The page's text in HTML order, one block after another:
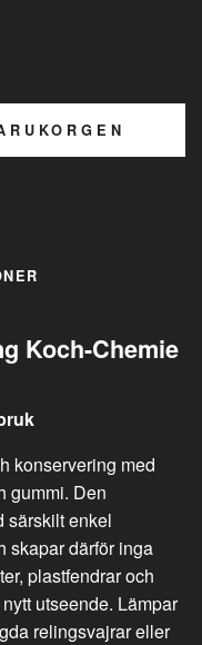
Koch-Chemie
konservering med
gummi. Den
särskilt enkel
skapar därför inga
plastfendrar och
utseende. Lämpar
relingsvajrar eller